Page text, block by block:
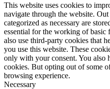
This website uses cookies to
navigate through the website.
categorized as necessary are
essential for the working of basic
also use third-party cookies that
you use this website. These
only with your consent. You also
cookies. But opting out of some
browsing experience.
Necessary